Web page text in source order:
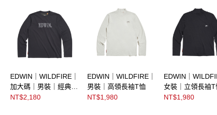
EDWIN｜WILDFIRE｜
加大碼｜男裝｜經典印
花長袖T恤
NT$2,180
EDWIN｜WILDFIRE｜
男裝｜高領長袖T恤
NT$1,980
EDWIN｜
女裝｜立領長袖T
NT$1,980